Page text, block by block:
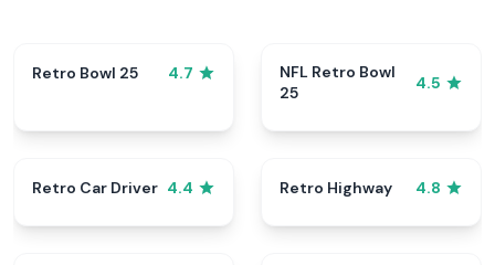
Retro Bowl 25 4.7
NFL Retro Bowl
25
4.5
Retro Car Driver 4.4 Retro Highway 4.8